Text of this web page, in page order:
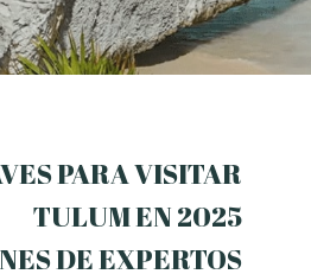
PARA VISITAR
TULUM EN 2025
DE EXPERTOS